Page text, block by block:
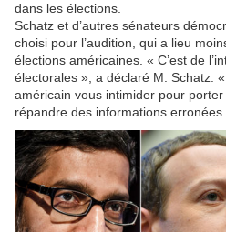
dans les élections.
Schatz et d’autres sénateurs
choisi pour l’audition, qui a lieu
élections américaines. « C’est de
électorales », a déclaré M. Schatz.
américain vous intimider pour
répandre des informations erronées